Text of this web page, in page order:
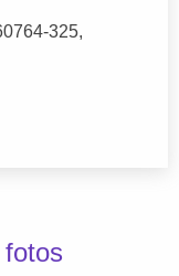
325,